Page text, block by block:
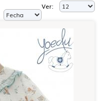
Ver: